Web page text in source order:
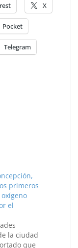
X
Pocket
Telegram
primeros
el
la ciudad
que